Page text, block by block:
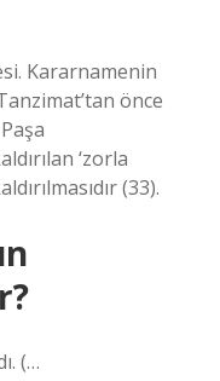
Kararnamenin
önce
‘zorla
(33).
(…